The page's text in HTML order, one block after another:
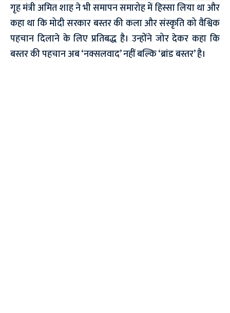
गृह मंत्री अमित शाह ने भी समापन समारोह में हिस्सा लिया था और
कहा था कि मोदी सरकार बस्तर की कला और संस्कृति को वैश्विक
पहचान दिलाने के लिए प्रतिबद्ध है। उन्होंने जोर देकर कहा कि
बस्तर की पहचान अब ‘नक्सलवाद’ नहीं बल्कि ‘ब्रांड बस्तर’ है।